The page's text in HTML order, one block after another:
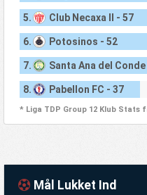
5. Club Necaxa II - 57
6. Potosinos - 52
7. Santa Ana del
8. Pabellon FC - 37
* Liga TDP Group 12 Klub Stats
Mål Lukket Ind